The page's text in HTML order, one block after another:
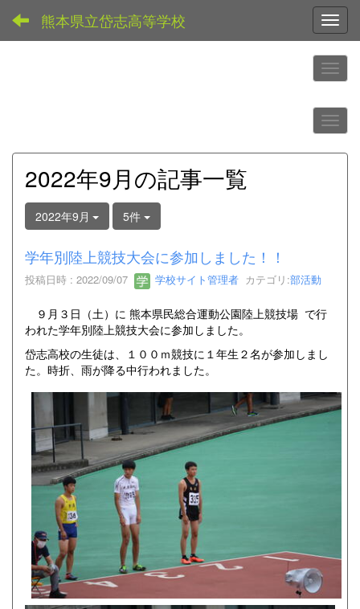
熊本県立岱志高等学校
2022年9月の記事一覧
2022年9月 5件
学年別陸上競技大会に参加しました！！
投稿日時 : 2022/09/07 学校サイト管理者 カテゴリ:部活動
９月３日（土）に 熊本県民総合運動公園陸上競技場 で行
われた学年別陸上競技大会に参加しました。
岱志高校の生徒は、１００ｍ競技に１年生２名が参加しまし
た。時折、雨が降る中行われました。